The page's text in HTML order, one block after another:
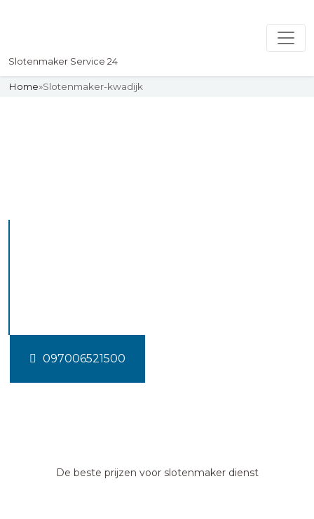
Slotenmaker Service 24
Home»Slotenmaker-kwadijk
097006521500
De beste prijzen voor slotenmaker dienst